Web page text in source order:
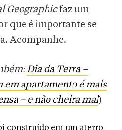
Geographicfaz um
que é importante se
Acompanhe.
Dia da Terra –
em apartamento é mais
– e não cheira mal)